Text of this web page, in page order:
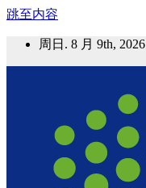
跳至内容
周日. 8 月 9th, 2026